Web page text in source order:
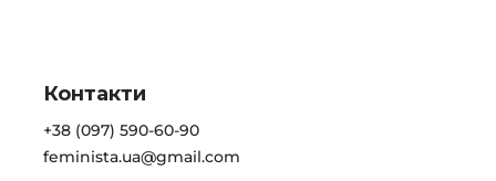
Контакти
+38 (097) 590-60-90
feminista.ua@gmail.com